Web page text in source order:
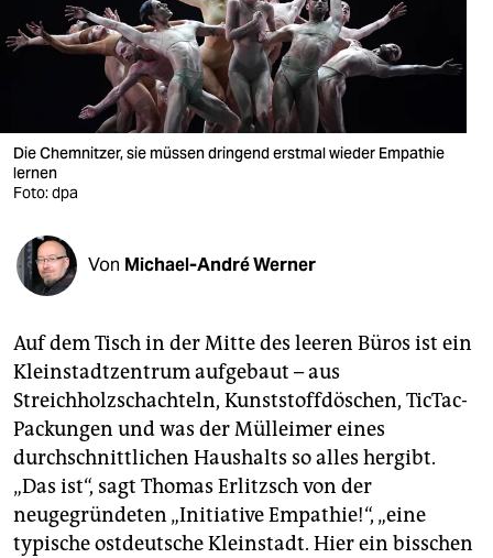
nord
verlag
verlag
shop
fragen & hilfe
unterstützen
abo
genossenschaft
epaper login
Die Chemnitzer, sie müssen dringend erstmal wieder Empathie
lernen
Foto: dpa
Von Michael-André Werner
Auf dem Tisch in der Mitte des leeren Büros ist ein
Kleinstadtzentrum aufgebaut – aus
Streichholzschachteln, Kunststoffdöschen, TicTac-
Packungen und was der Mülleimer eines
durchschnittlichen Haushalts so alles hergibt.
„Das ist“, sagt Thomas Erlitzsch von der
neugegründeten „Initiative Empathie!“, „eine
typische ostdeutsche Kleinstadt. Hier ein bisschen